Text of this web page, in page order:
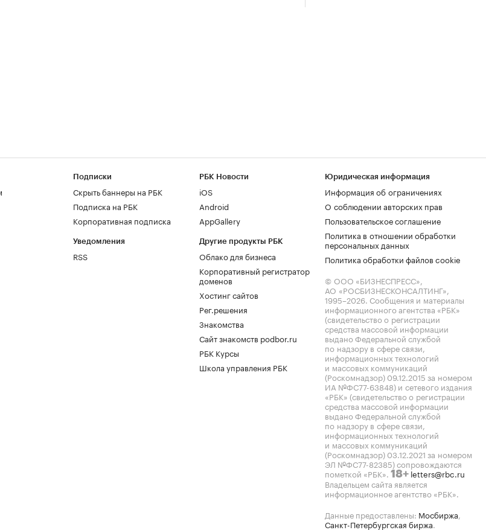
Подписки
Скрыть баннеры на РБК
Подписка на РБК
Корпоративная подписка
Уведомления
RSS
РБК Новости
iOS
Android
AppGallery
Другие продукты РБК
Облако для бизнеса
Корпоративный регистратор
доменов
Хостинг сайтов
Рег.решения
Знакомства
Сайт знакомств podbor.ru
РБК Курсы
Школа управления РБК
Юридическая информация
Информация об ограничениях
О соблюдении авторских прав
Пользовательское соглашение
Политика в отношении обработки
персональных данных
Политика обработки файлов cookie
© ООО «БИЗНЕСПРЕСС»,
АО «РОСБИЗНЕСКОНСАЛТИНГ»,
1995–2026. Сообщения и материалы
информационного агентства «РБК»
(свидетельство о регистрации
средства массовой информации
выдано Федеральной службой
по надзору в сфере связи,
информационных технологий
и массовых коммуникаций
(Роскомнадзор) 09.12.2015 за номером
ИА №ФС77-63848) и сетевого издания
«РБК» (свидетельство о регистрации
средства массовой информации
выдано Федеральной службой
по надзору в сфере связи,
информационных технологий
и массовых коммуникаций
(Роскомнадзор) 03.12.2021 за номером
ЭЛ №ФС77-82385) сопровождаются
пометкой «РБК». 18+ letters@rbc.ru
Владельцем сайта является
информационное агентство «РБК».
Данные предоставлены: Мосбиржа,
Санкт-Петербургская биржа.